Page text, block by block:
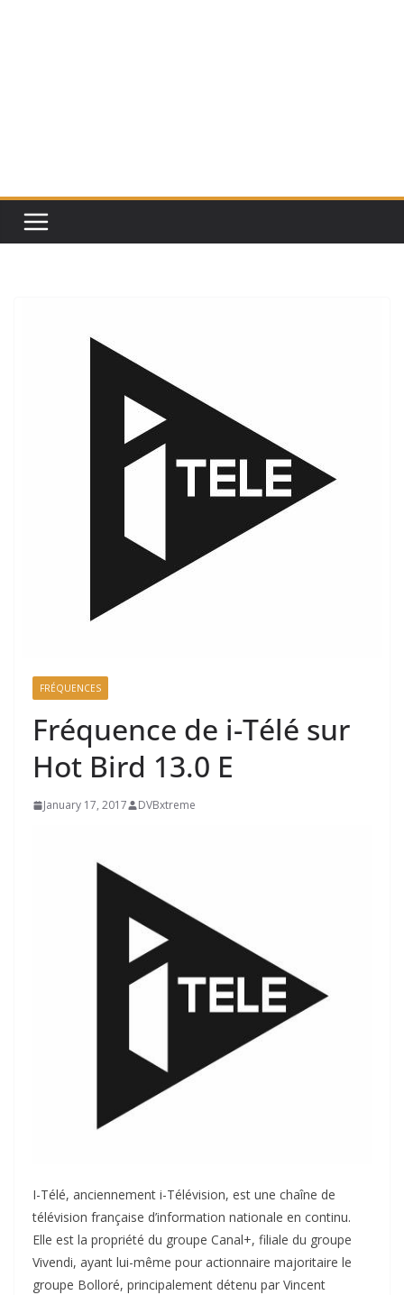
FRÉQUENCES
Fréquence de i-Télé sur
Hot Bird 13.0 E
January 17, 2017 DVBxtreme
I-Télé, anciennement i-Télévision, est une chaîne de
télévision française d’information nationale en continu.
Elle est la propriété du groupe Canal+, filiale du groupe
Vivendi, ayant lui-même pour actionnaire majoritaire le
groupe Bolloré, principalement détenu par Vincent